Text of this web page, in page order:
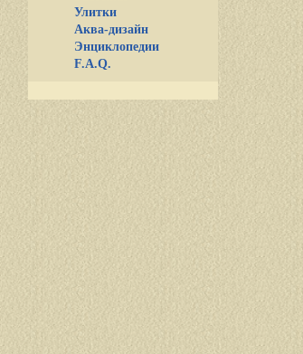
Улитки
Аква-дизайн
Энциклопедии
F.A.Q.